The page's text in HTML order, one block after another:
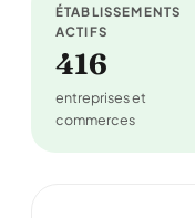
ÉTABLISSEMENTS
ACTIFS
416
entreprises et
commerces